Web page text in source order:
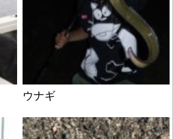
ウナギ